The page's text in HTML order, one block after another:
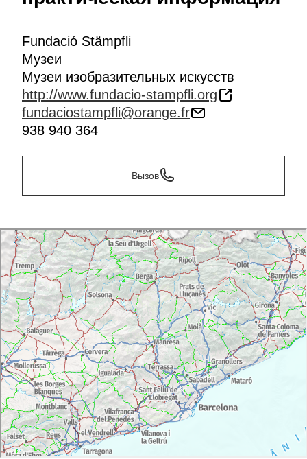
Fundació Stämpfli
Музеи
Музеи изобразительных искусств
http://www.fundacio-stampfli.org
fundaciostampfli@orange.fr
938 940 364
Вызов